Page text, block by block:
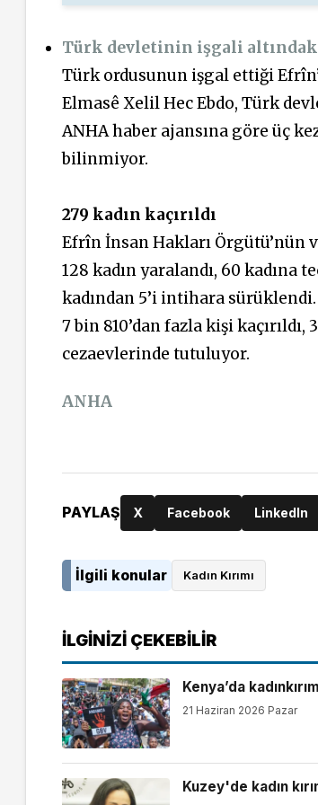
Türk devletinin işgali altındaki
Türk ordusunun işgal ettiği
Elmasê Xelil Hec Ebdo, Türk
ANHA haber ajansına göre üç
bilinmiyor.
279 kadın kaçırıldı
Efrîn İnsan Hakları Örgütü’nün
128 kadın yaralandı, 60 kadına
kadından 5’i intihara
7 bin 810’dan fazla kişi
cezaevlerinde tutuluyor.
ANHA
PAYLAŞ X Facebook LinkedIn
İlgili konular Kadın Kırımı
İLGINIZI ÇEKEBILIR
Kenya’da
21 Haziran 2026 Pazar
Kuzey'de kadın